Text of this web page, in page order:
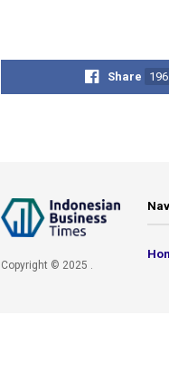
Share 196
Copyright © 2025 .